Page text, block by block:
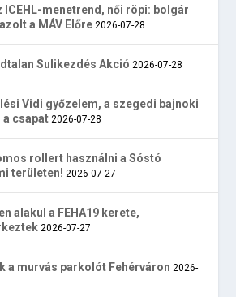
ICEHL-menetrend, női röpi: bolgár
a MÁV Előre 2026-07-28
Sulikezdés Akció 2026-07-28
Vidi győzelem, a szegedi bajnoki
csapat 2026-07-28
rollert használni a Sóstó
területen! 2026-07-27
alakul a FEHA19 kerete,
2026-07-27
a murvás parkolót Fehérváron 2026-